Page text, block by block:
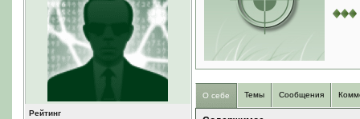
Рейтинг
О себе Темы Сообщения